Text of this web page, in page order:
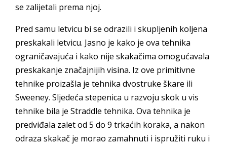
se zalijetali prema njoj.
Pred samu letvicu bi se odrazili i skupljenih koljena
preskakali letvicu. Jasno je kako je ova tehnika
ograničavajuća i kako nije skakačima omogućavala
preskakanje značajnijih visina. Iz ove primitivne
tehnike proizašla je tehnika dvostruke škare ili
Sweeney. Sljedeća stepenica u razvoju skok u vis
tehnike bila je Straddle tehnika. Ova tehnika je
predviđala zalet od 5 do 9 trkaćih koraka, a nakon
odraza skakač je morao zamahnuti i ispružiti ruku i